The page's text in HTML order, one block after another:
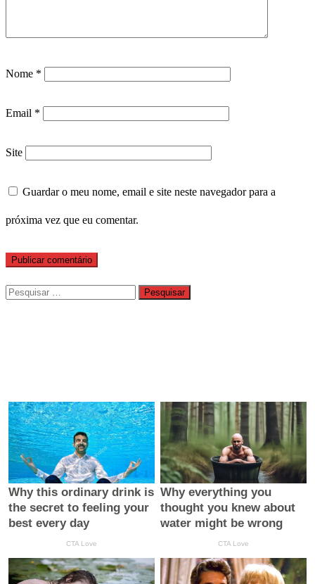
Nome *
Email *
Site
Guardar o meu nome, email e site neste navegador para a
próxima vez que eu comentar.
Pesquisar
por: